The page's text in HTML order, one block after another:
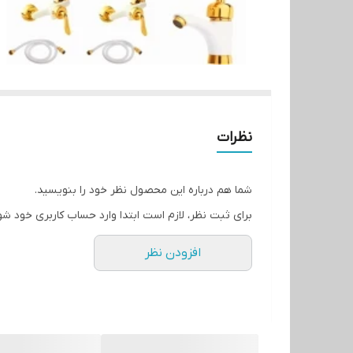
نظرات
شما هم درباره این محصول نظر خود را بنویسید.
برای ثبت نظر، لازم است ابتدا وارد حساب کاربری خود
افزودن نظر